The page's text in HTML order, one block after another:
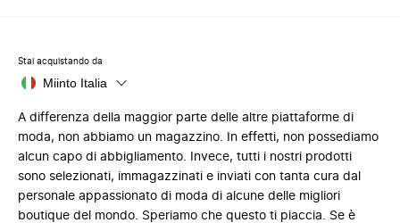
Stai acquistando da
Miinto Italia
A differenza della maggior parte delle altre piattaforme di
moda, non abbiamo un magazzino. In effetti, non possediamo
alcun capo di abbigliamento. Invece, tutti i nostri prodotti
sono selezionati, immagazzinati e inviati con tanta cura dal
personale appassionato di moda di alcune delle migliori
boutique del mondo. Speriamo che questo ti piaccia. Se è